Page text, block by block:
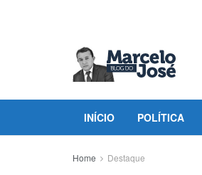
INÍCIO POLÍTICA
Home Destaque